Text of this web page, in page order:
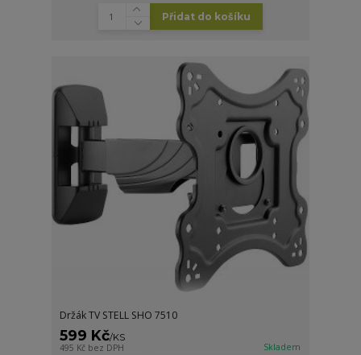
Přidat do košíku
Držák TV STELL SHO 7510
599 Kč/KS
495 Kč bez DPH Skladem